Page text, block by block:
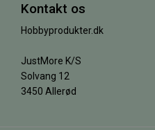
Kontakt os
Hobbyprodukter.dk
JustMore K/S
Solvang 12
3450 Allerød